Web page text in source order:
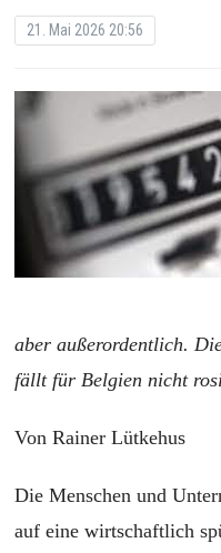
21. Mai 2026 20:56
aber außerordentlich.
fällt für Belgien nicht
Von Rainer Lütkehus
Die Menschen und
auf eine wirtschaftlich